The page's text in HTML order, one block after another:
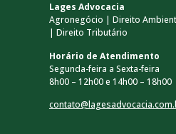
Lages Advocacia
Agronegócio | Direito
| Direito Tributário
Horário de Atendimento
Segunda-feira a Sexta-feira
8h00 – 12h00 e 14h00 – 18h00